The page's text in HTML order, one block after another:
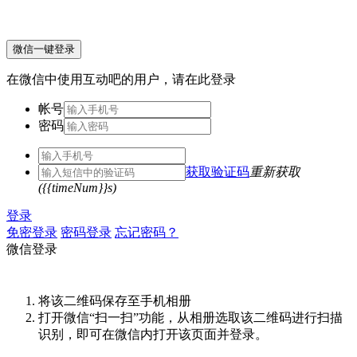
微信一键登录
在微信中使用互动吧的用户，请在此登录
帐号
密码
获取验证码重新获取
({{timeNum}}s)
登录
免密登录 密码登录 忘记密码？
微信登录
将该二维码保存至手机相册
打开微信“扫一扫”功能，从相册选取该二维码进行扫描
识别，即可在微信内打开该页面并登录。